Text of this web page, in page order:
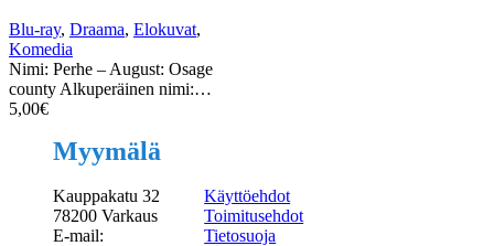
Blu-ray, Draama, Elokuvat,
Komedia
Nimi: Perhe – August: Osage
county Alkuperäinen nimi:…
5,00€
Myymälä
Kauppakatu 32
78200 Varkaus
E-mail:
Käyttöehdot
Toimitusehdot
Tietosuoja